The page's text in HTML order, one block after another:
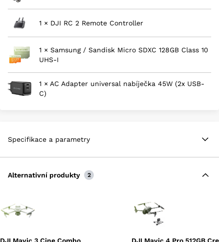
1 × DJI RC 2 Remote Controller
1 × Samsung / Sandisk Micro SDXC 128GB Class 10
UHS-I
1 × AC Adapter universal nabíječka 45W (2x USB-
C)
Specifikace a parametry
Alternativní produkty 2